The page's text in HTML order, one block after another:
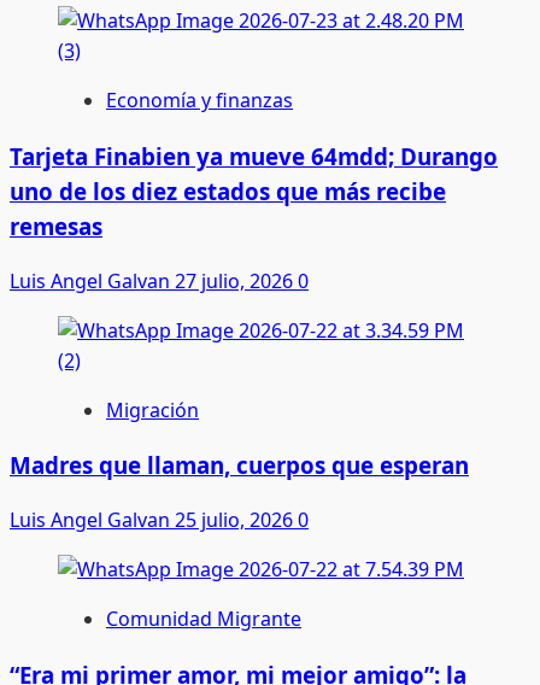
Economía y finanzas
Tarjeta Finabien ya mueve 64mdd; Durango
uno de los diez estados que más recibe
remesas
Luis Angel Galvan 27 julio, 20260
Migración
Madres que llaman, cuerpos que esperan
Luis Angel Galvan 25 julio, 20260
Comunidad Migrante
“Era mi primer amor, mi mejor amigo”: la